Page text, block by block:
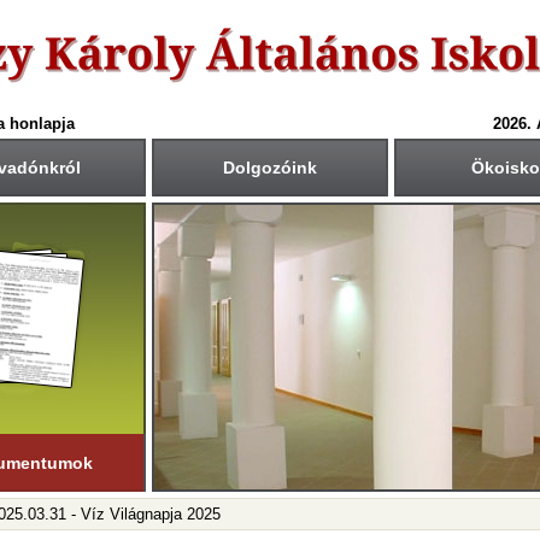
honlapja
2026.
Dolgozóink
nap:
1. (hétfő)
tanítási nap:
19. (péntek)
napok száma:
nap
félév
23-igtart.
Csengetési rend
1.: 7 - 840
2.: 9 45
4.: 10
5.: 11
6.: 12
7.: 13
8.: 14 - 15
Közös fogadóórák
Krétában kiértesített
- Víz Világnapja 2025